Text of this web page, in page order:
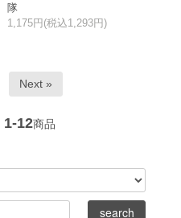
隊
1,175円(税込1,293円)
Next »
1-12商品